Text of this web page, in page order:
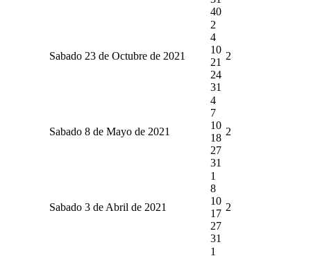
40
Sabado 23 de Octubre de 2021
2
4
10
21
24
31
2
Sabado 8 de Mayo de 2021
4
7
10
18
27
31
2
Sabado 3 de Abril de 2021
1
8
10
17
27
31
2
1